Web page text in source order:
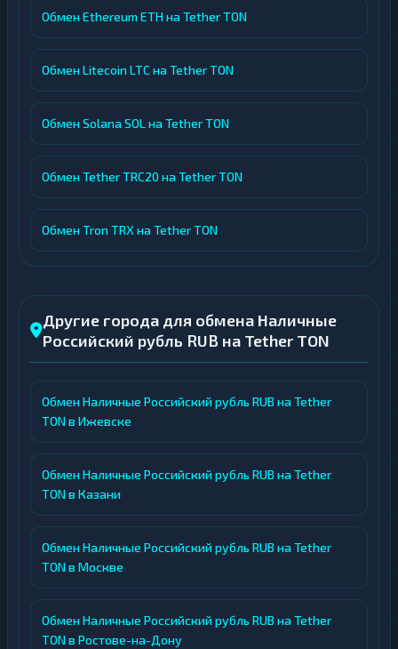
Обмен Ethereum ETH на Tether TON
Обмен Litecoin LTC на Tether TON
Обмен Solana SOL на Tether TON
Обмен Tether TRC20 на Tether TON
Обмен Tron TRX на Tether TON
Другие города для обмена Наличные
Российский рубль RUB на Tether TON
Обмен Наличные Российский рубль RUB на Tether
TON в Ижевске
Обмен Наличные Российский рубль RUB на Tether
TON в Казани
Обмен Наличные Российский рубль RUB на Tether
TON в Москве
Обмен Наличные Российский рубль RUB на Tether
TON в Ростове-на-Дону